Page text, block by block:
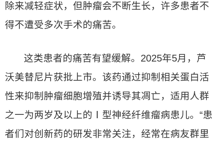
除来减轻症状，但肿瘤会不断生长，许多患者不
得不遭受多次手术的痛苦。
这类患者的痛苦有望缓解。2025年5月，芦
沃美替尼片获批上市。该药通过抑制相关蛋白活
性来抑制肿瘤细胞增殖并诱导其凋亡，适用人群
之一为两岁及以上的Ⅰ型神经纤维瘤病患儿。“患
者们对创新药的研发非常关注，经常在病友群里